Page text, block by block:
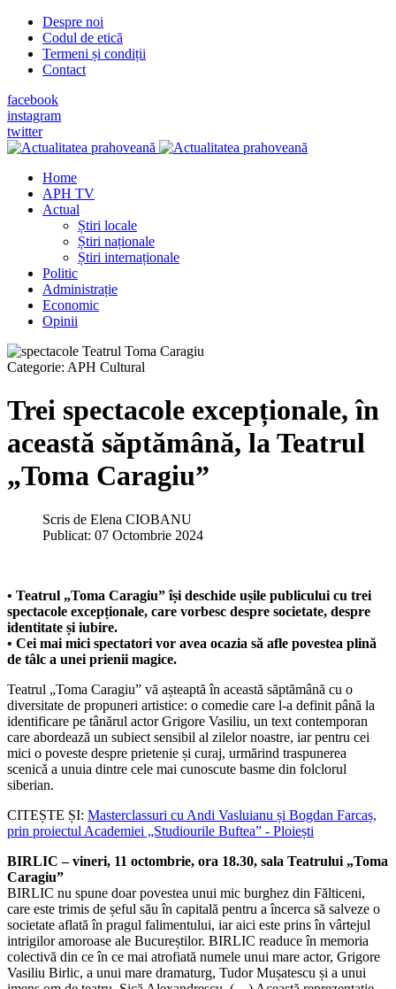
Despre noi
Codul de etică
Termeni și condiții
Contact
facebook
instagram
twitter
Home
APH TV
Actual
Știri locale
Știri naționale
Știri internaționale
Politic
Administrație
Economic
Opinii
Categorie: APH Cultural
Trei spectacole excepționale, în
această săptămână, la Teatrul
„Toma Caragiu”
Scris de Elena CIOBANU
Publicat: 07 Octombrie 2024
• Teatrul „Toma Caragiu” își deschide ușile publicului cu trei
spectacole excepționale, care vorbesc despre societate, despre
identitate și iubire.
• Cei mai mici spectatori vor avea ocazia să afle povestea plină
de tâlc a unei prienii magice.
Teatrul „Toma Caragiu” vă așteaptă în această săptămână cu o
diversitate de propuneri artistice: o comedie care l-a definit până la
identificare pe tânărul actor Grigore Vasiliu, un text contemporan
care abordează un subiect sensibil al zilelor noastre, iar pentru cei
mici o poveste despre prietenie și curaj, urmărind traspunerea
scenică a unuia dintre cele mai cunoscute basme din folclorul
siberian.
CITEȘTE ȘI: Masterclassuri cu Andi Vasluianu și Bogdan Farcaș,
prin proiectul Academiei „Studiourile Buftea” - Ploiești
BIRLIC – vineri, 11 octombrie, ora 18.30, sala Teatrului „Toma
Caragiu”
BIRLIC nu spune doar povestea unui mic burghez din Fălticeni,
care este trimis de șeful său în capitală pentru a încerca să salveze o
societate aflată în pragul falimentului, iar aici este prins în vârtejul
intrigilor amoroase ale Bucureștilor. BIRLIC readuce în memoria
colectivă din ce în ce mai atrofiată numele unui mare actor, Grigore
Vasiliu Birlic, a unui mare dramaturg, Tudor Mușatescu și a unui